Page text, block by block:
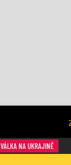
VÁLKA NA UKRAJINĚ